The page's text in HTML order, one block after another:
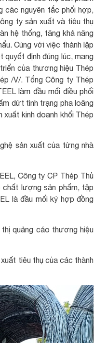
các nguyên tắc phối hợp,
ty sản xuất và tiêu thụ
hệ thống, tăng khả năng
Cùng với việc thành lập
định đúng lúc, mang
của thương hiệu Thép
/V/. Tổng Công ty Thép
làm đầu mối điều phối
dứt tình trạng pha loãng
kinh doanh khối Thép
sản xuất của từng nhà
Công ty CP Thép Thủ
lượng sản phẩm, tập
là đầu mối ký hợp đồng
quảng cáo thương hiệu
tiêu thụ của các thành